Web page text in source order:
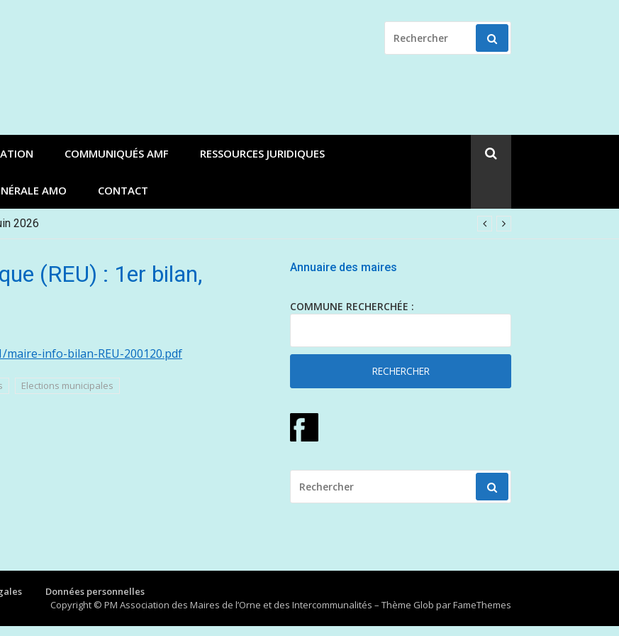
POUR
:
COMMUNIQUÉS AMF RESSOURCES JURIDIQUES
AMO CONTACT
2026
(REU) : 1er bilan,
info-bilan-REU-200120.pdf
Elections municipales
Annuaire des maires
COMMUNE RECHERCHÉE :
POUR
:
Données personnelles
Copyright © PM Association des Maires de l’Orne et des Intercommunalités – Thème Glob parFameThemes